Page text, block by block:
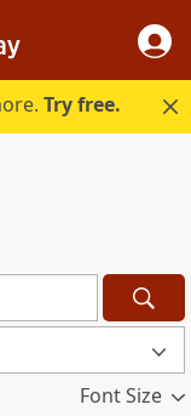
Try free.
Font Size